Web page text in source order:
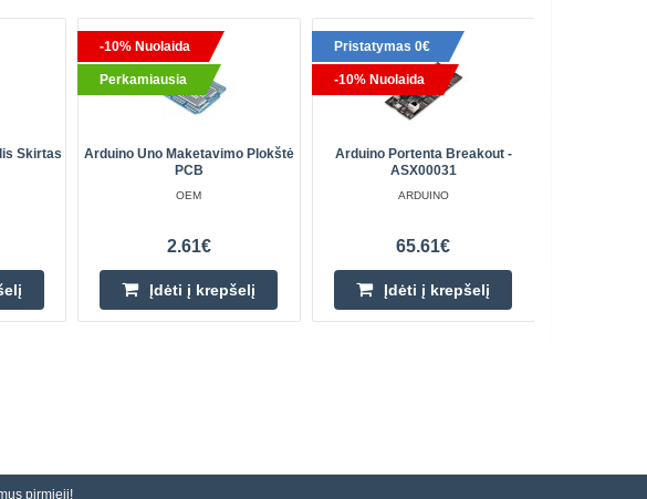
Skirtas
-10% Nuolaida
Perkamiausia
Arduino Uno Maketavimo Plokštė
PCB
OEM
2.61€
Įdėti į krepšelį
Pristatymas 0€
-10% Nuolaida
Arduino Portenta Breakout -
ASX00031
ARDUINO
65.61€
Įdėti į krepšelį
pirmieji!